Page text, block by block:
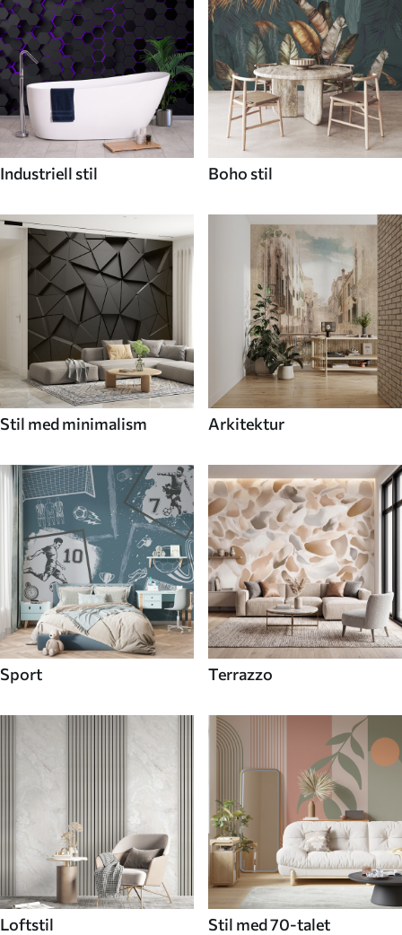
Industriell stil Boho stil
Stil med minimalism Arkitektur
Sport Terrazzo
Loftstil Stil med 70-talet